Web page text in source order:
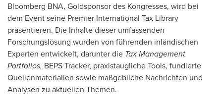
Bloomberg BNA, Goldsponsor des Kongresses, wird bei
dem Event seine Premier International Tax Library
präsentieren. Die Inhalte dieser umfassenden
Forschungslösung wurden von führenden inländischen
Experten entwickelt, darunter die Tax Management
Portfolios, BEPS Tracker, praxistaugliche Tools, fundierte
Quellenmaterialien sowie maßgebliche Nachrichten und
Analysen zu aktuellen Themen.